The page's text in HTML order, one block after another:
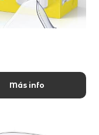
Más info